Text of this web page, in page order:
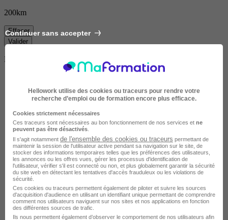
200km
Effacer
Valider
Durée de la formation
Continuer sans accepter
Hellowork utilise des cookies ou traceurs pour rendre votre
recherche d’emploi ou de formation encore plus efficace.
Cookies strictement nécessaires
Ces traceurs sont nécessaires au bon fonctionnement de nos services et ne
peuvent pas être désactivés
Il s'agit notamment de l'ensemble des cookies ou traceurs permettant de
maintenir la session de l'utilisateur active pendant sa navigation sur le site, de
stocker des informations temporaires telles que les préférences des utilisateurs,
les annonces ou les offres vues, gérer les processus d'identification de
l'utilisateur, vérifier s'il est connecté ou non, et plus globalement garantir la sécurité
du site web en détectant les tentatives d'accès frauduleux ou les violations de
sécurité.
Ces cookies ou traceurs permettent également de piloter et suivre les sources
d'acquisition d'audience en utilisant un identifiant unique permettant de comprendre
comment nos utilisateurs naviguent sur nos sites et nos applications en fonction
des différentes sources de trafic.
Ils nous permettent également d’observer le comportement de nos utilisateurs afin